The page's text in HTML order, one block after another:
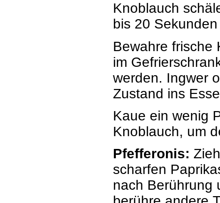
Knoblauch
bis 20
Bewahre frische
im
werden. Ingwer
Zustand ins
Kaue ein wenig
Knoblauch, um
Pfefferonis:
scharfen
nach Berührung